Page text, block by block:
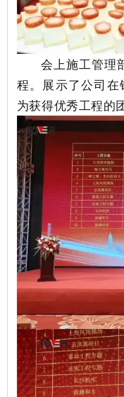
会上施工管理
程。 展示了公司
为获得优秀工程的